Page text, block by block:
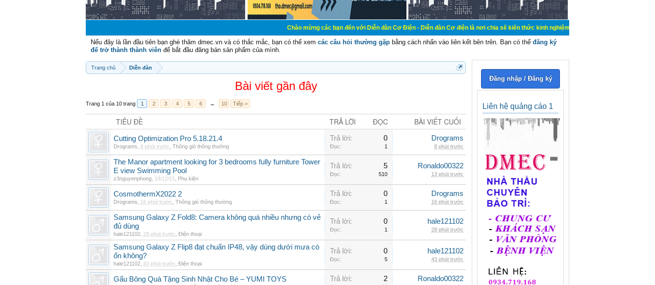
Chào mừng các bạn đến với Diễn đàn Cơ Điện - Diễn đàn Cơ điện là nơi chia sẽ kiến thức kinh nghiệm trong lãnh vực cơ điện, mua bán, ký
Nếu đây là lần đầu tiên bạn ghé thăm dmec.vn và có thắc mắc, bạn có thể xem các câu hỏi thường gặp bằng cách nhấn vào liên kết bên trên. Bạn có thể đăng ký
để trở thành thành viên để bắt đầu đăng bán sản phẩm của mình.
Trang chủ Diễn đàn
Bài viết gần đây
Trang 1 của 10 trang 1 2 3 4 5 6 → 10 Tiếp >
TIÊU ĐỀ TRẢ LỜI ĐỌC BÀI VIẾT CUỐI
Cutting Optimization Pro 5.18.21.4
Drograms 8 phút trước Thông gió thông thường
Trả lời: 0
Đọc: 1
Drograms
8 phút trước
The Manor apartment looking for 3 bedrooms fully furniture Tower
E view Swimming Pool
z3nguyenphong 18/12/15 Phụ kiện
Trả lời: 5
Đọc: 510
Ronaldo00322
13 phút trước
CosmothermX2022 2
Drograms 16 phút trước Thông gió thông thường
Trả lời: 0
Đọc: 1
Drograms
16 phút trước
Samsung Galaxy Z Fold8: Camera không quá nhiều nhưng có vẻ
đủ dùng
hale121102 28 phút trước Điện thoại
Trả lời: 0
Đọc: 1
hale121102
28 phút trước
Samsung Galaxy Z Flip8 đạt chuẩn IP48, vậy dùng dưới mưa có
ổn không?
hale121102 43 phút trước Điện thoại
Trả lời: 0
Đọc: 5
hale121102
43 phút trước
Gấu Bông Quà Tặng Sinh Nhật Cho Bé – YUMI TOYS Trả lời: 2 Ronaldo00322
Đăng nhập / Đăng ký
Liên hệ quảng cáo 1